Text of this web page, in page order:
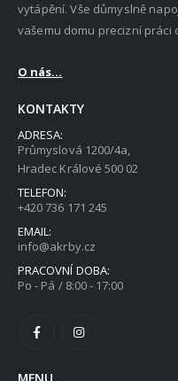
vytápění. Vše důmyslně
vašemu domu precizní
O nás...
KONTAKTY
ADRESA:
Průmyslová 1200/4a,
Hradec Králové 500 02
TELEFON:
+420 736 171 245
EMAIL:
info@akrby.cz
PRACOVNÍ DOBA:
Po - Pá / 8:00 - 17:00